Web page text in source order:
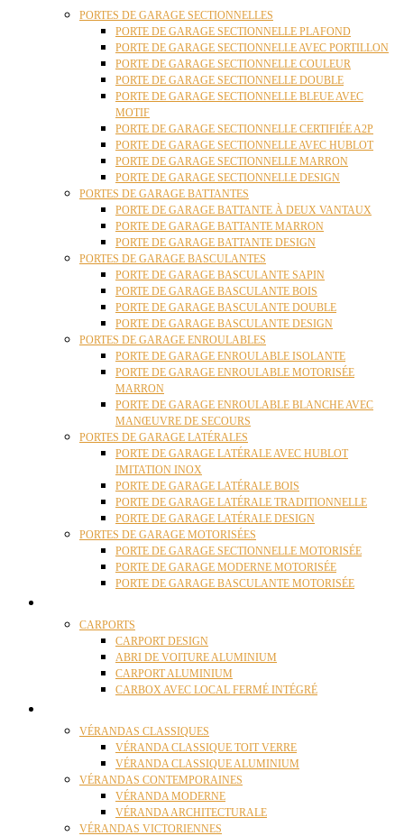
PORTES DE GARAGE SECTIONNELLES
PORTE DE GARAGE SECTIONNELLE PLAFOND
PORTE DE GARAGE SECTIONNELLE AVEC PORTILLON
PORTE DE GARAGE SECTIONNELLE COULEUR
PORTE DE GARAGE SECTIONNELLE DOUBLE
PORTE DE GARAGE SECTIONNELLE BLEUE AVEC
MOTIF
PORTE DE GARAGE SECTIONNELLE CERTIFIÉE A2P
PORTE DE GARAGE SECTIONNELLE AVEC HUBLOT
PORTE DE GARAGE SECTIONNELLE MARRON
PORTE DE GARAGE SECTIONNELLE DESIGN
PORTES DE GARAGE BATTANTES
PORTE DE GARAGE BATTANTE À DEUX VANTAUX
PORTE DE GARAGE BATTANTE MARRON
PORTE DE GARAGE BATTANTE DESIGN
PORTES DE GARAGE BASCULANTES
PORTE DE GARAGE BASCULANTE SAPIN
PORTE DE GARAGE BASCULANTE BOIS
PORTE DE GARAGE BASCULANTE DOUBLE
PORTE DE GARAGE BASCULANTE DESIGN
PORTES DE GARAGE ENROULABLES
PORTE DE GARAGE ENROULABLE ISOLANTE
PORTE DE GARAGE ENROULABLE MOTORISÉE
MARRON
PORTE DE GARAGE ENROULABLE BLANCHE AVEC
MANŒUVRE DE SECOURS
PORTES DE GARAGE LATÉRALES
PORTE DE GARAGE LATÉRALE AVEC HUBLOT
IMITATION INOX
PORTE DE GARAGE LATÉRALE BOIS
PORTE DE GARAGE LATÉRALE TRADITIONNELLE
PORTE DE GARAGE LATÉRALE DESIGN
PORTES DE GARAGE MOTORISÉES
PORTE DE GARAGE SECTIONNELLE MOTORISÉE
PORTE DE GARAGE MODERNE MOTORISÉE
PORTE DE GARAGE BASCULANTE MOTORISÉE
CARPORTS
CARPORT DESIGN
ABRI DE VOITURE ALUMINIUM
CARPORT ALUMINIUM
CARBOX AVEC LOCAL FERMÉ INTÉGRÉ
VÉRANDAS CLASSIQUES
VÉRANDA CLASSIQUE TOIT VERRE
VÉRANDA CLASSIQUE ALUMINIUM
VÉRANDAS CONTEMPORAINES
VÉRANDA MODERNE
VÉRANDA ARCHITECTURALE
VÉRANDAS VICTORIENNES